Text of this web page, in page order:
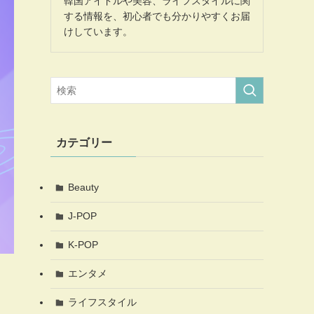
する情報を、初心者でも分かりやすくお届
けしています。
カテゴリー
Beauty
J-POP
K-POP
エンタメ
ライフスタイル